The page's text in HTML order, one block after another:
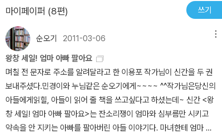
라인스케이트와 운전 등을 배우는 할머니의 변화된 모습을 받아들이
는 과정을 맛깔스럽게 그리고 있는 작품이다. <우리 할머니 시집간대
요>에서는 할머니가이웃의할아버지와새로운 삶을 살고자 하면서 생
긴 가족과의 충돌을 그린 작품이다.나이 들었다고 해서 사람을 사랑
하는 마음이 바닥나는 것은 아닐 터, 늦은 나이에도 새로운 사람을 만
나 애정을 느낀다면 함께 보내고 싶은마음이들지 않겠는가. 그러나
노년의 사랑을 인정해주어야 한다고 말하는 한편으로는 막상 내 가정
에 이런 상황이 생긴다면내가 작품 속의 고모처럼 행동하지 않으리란
장담을 못하겠다.이런 작품을 읽고 자란 우리 아이들을 다르게생각하
고 마음 편하게 받아들일 수 있을까? <개구리 이마에도 뿔이 날까?>
는 안 될 줄 알았다.하지만 친정부모님이 내 아이의 할머니 할아버지
가 되고 나는 어느덧 30대 중반을 넘어서 얼굴에 주름이 보이기 시작
하면서 내 아이가 어린 시절 나처럼 될까 걱정스럽다,당연히 더불어
살아가고 함께 당당히 즐겨야할 생활에 소외되고 무시되는 노인들
의 이야기가 여기 있다.늙는 것도 서러운데 노인들은 노인이니까 참
으라 하고 노인이니까 아무래도 괜찮다 하고 노인이니까 즐거움도 모
르는 줄 안다.하지만 이용포작가의 따스한 시선으로 불러온 노인들의
이야기는 언제나 사람속에 있어서 새로운 이야기는 아니지만 잊고 지
내거나 지나치고 있어서 깜빡했던 부분들을 상기시킨다.노인들도 우
마이페이퍼 (8편) 쓰기
순오기 2011-03-06
왕창 세일! 엄마 아빠 팔아요
며칠 전 문자로 주소를 알려달라고 한 이용포 작가님이 신간을 두 권
보내주셨다.민경이와 누님같은 순오기에게~~~~ ^^작가님은당신의
아들에게읽힐, 아들이 읽어 줄 책을 쓰고싶다고 하셨는데~ 신간 <왕
창 세일! 엄마 아빠 팔아요>는 잔소리쟁이 엄마와 심부름만 시키고
약속을 안 지키는 아빠를 팔아버린 아들 이야기다. 마녀한테 엄마 아